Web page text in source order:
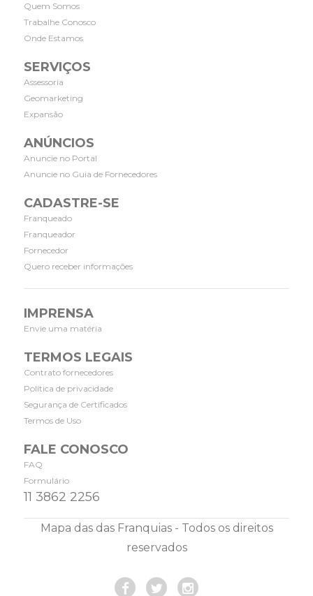
Quem Somos
Trabalhe Conosco
Onde Estamos
SERVIÇOS
Assessoria
Geomarketing
Expansão
ANÚNCIOS
Anuncie no Portal
Anuncie no Guia de Fornecedores
CADASTRE-SE
Franqueado
Franqueador
Fornecedor
Quero receber informações
IMPRENSA
Envie uma matéria
TERMOS LEGAIS
Contrato fornecedores
Política de privacidade
Segurança de Certificados
Termos de Uso
FALE CONOSCO
FAQ
Formulário
11 3862 2256
Mapa das das Franquias - Todos os direitos
reservados